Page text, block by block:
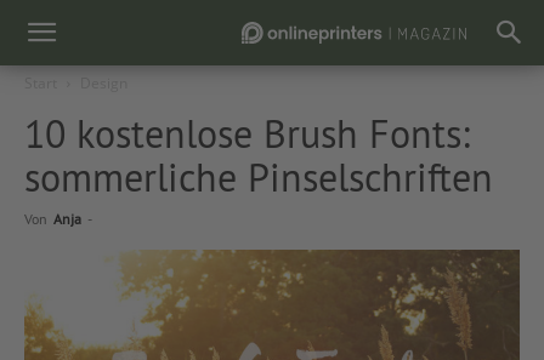
10 kostenlose Brush Fonts:
sommerliche Pinselschriften
Von Anja -